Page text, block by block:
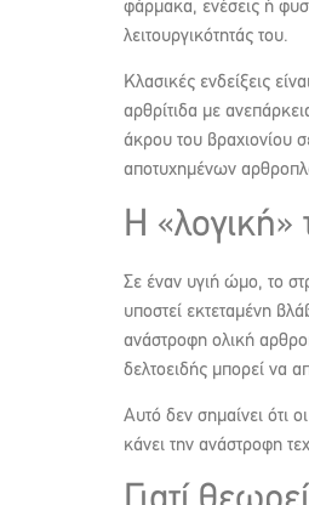
φάρμακα, ενέσεις ή
λειτουργικότητάς του.
Κλασικές ενδείξεις
αρθρίτιδα με
άκρου του βραχιονίου
αποτυχημένων
Η «λογική»
Σε έναν υγιή ώμο, το
υποστεί εκτεταμένη
ανάστροφη ολική
δελτοειδής μπορεί να
Αυτό δεν σημαίνει ότι
κάνει την ανάστροφη